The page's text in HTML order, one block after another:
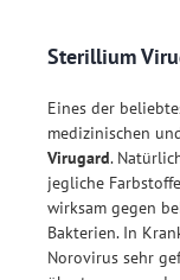
Sterillium
Eines der
medizinischen
Virugard.
jegliche
wirksam gegen
Bakterien. In
Norovirus sehr